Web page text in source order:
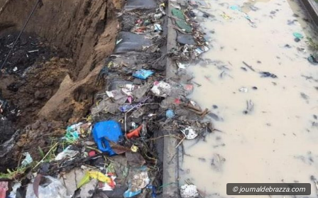
© journaldebrazza.com